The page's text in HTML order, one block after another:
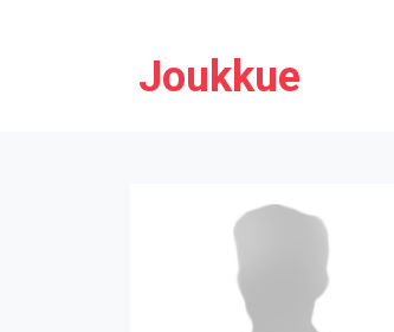
Joukkue